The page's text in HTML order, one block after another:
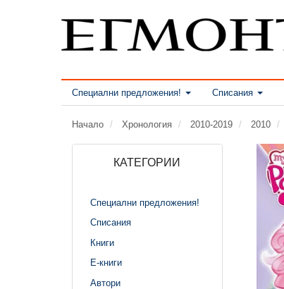
Специални предложения! Списания
Начало Хронология 2010-2019 2010
КАТЕГОРИИ
Специални предложения!
Списания
Книги
Е-книги
Автори